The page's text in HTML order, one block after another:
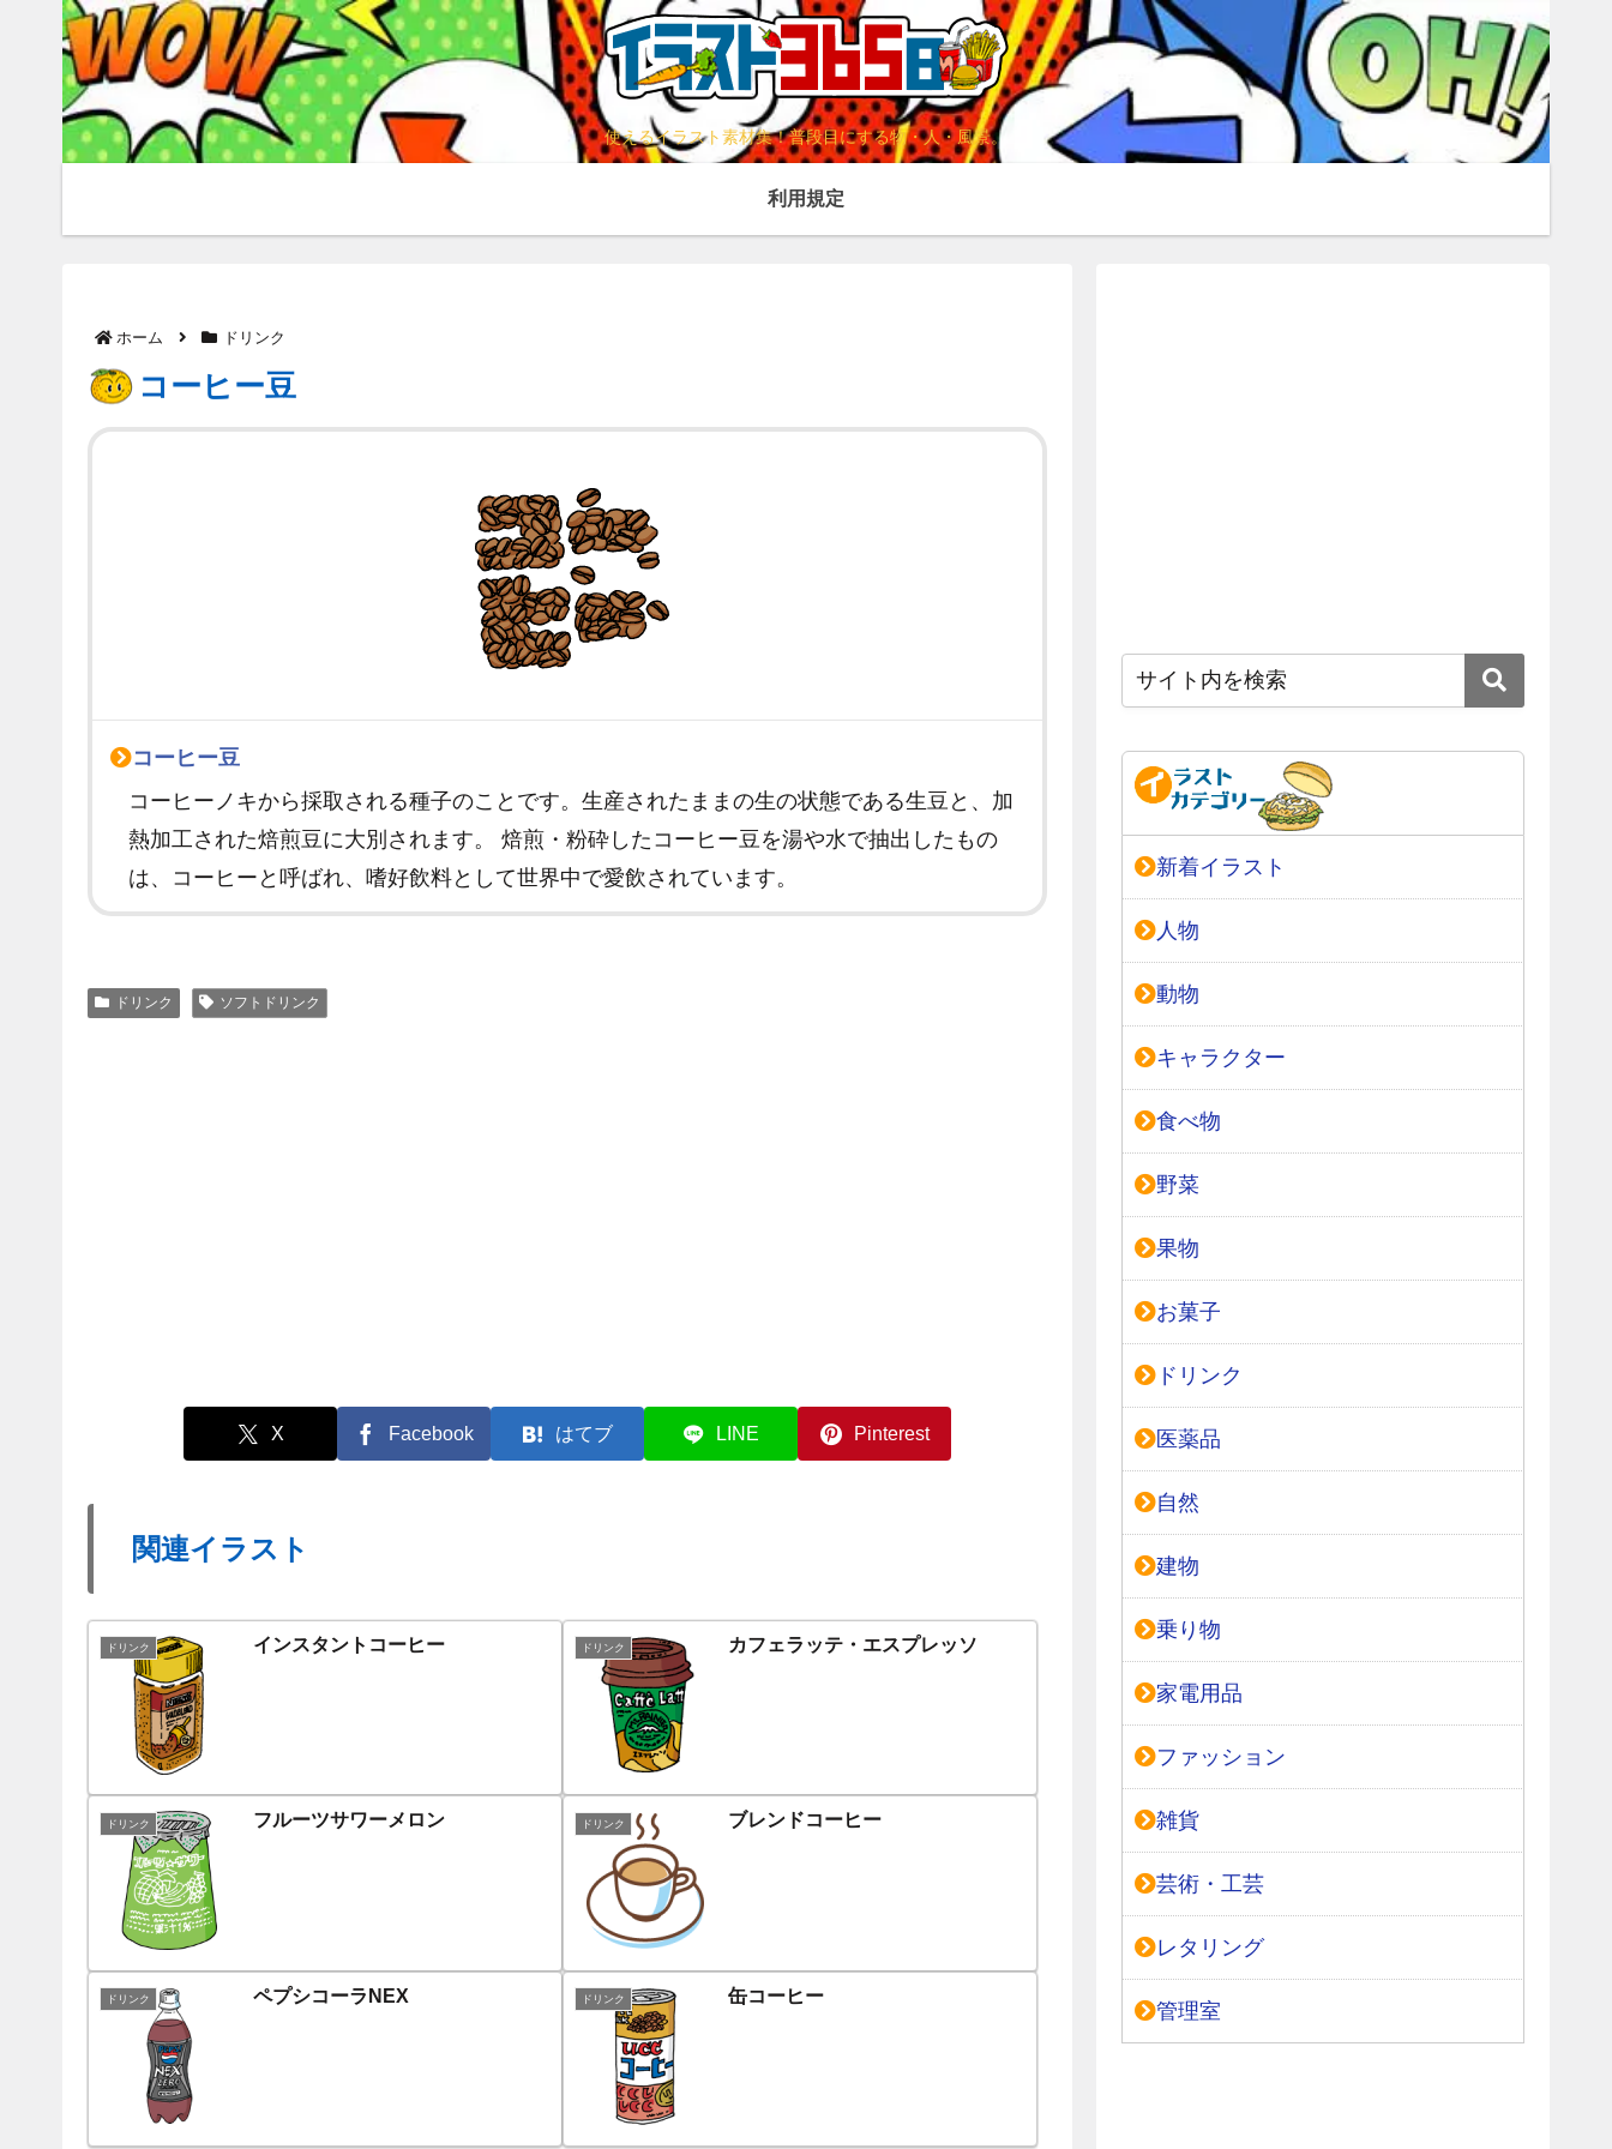
使えるイラスト素材集！普段目にする物・人・風景。
利用規定
ホーム ドリンク
コーヒー豆
コーヒー豆
コーヒーノキから採取される種子のことです。生産されたままの生の状態である生豆と、加
熱加工された焙煎豆に大別されます。 焙煎・粉砕したコーヒー豆を湯や水で抽出したもの
は、コーヒーと呼ばれ、嗜好飲料として世界中で愛飲されています。
ドリンク ソフトドリンク
X Facebook はてブ LINE Pinterest
関連イラスト
ドリンク インスタントコーヒー ドリンク カフェラッテ・エスプレッソ
ドリンク フルーツサワーメロン ドリンク ブレンドコーヒー
ドリンク ペプシコーラNEX ドリンク 缶コーヒー
新着イラスト
人物
動物
キャラクター
食べ物
野菜
果物
お菓子
ドリンク
医薬品
自然
建物
乗り物
家電用品
ファッション
雑貨
芸術・工芸
レタリング
管理室